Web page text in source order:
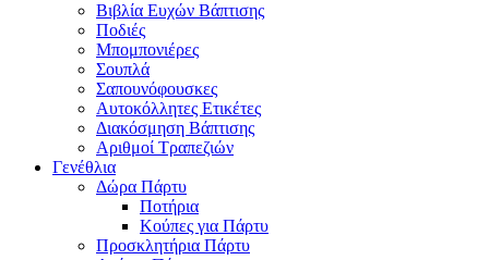
Βιβλία Ευχών Βάπτισης
Ποδιές
Μπομπονιέρες
Σουπλά
Σαπουνόφουσκες
Αυτοκόλλητες Ετικέτες
Διακόσμηση Βάπτισης
Αριθμοί Τραπεζιών
Γενέθλια
Δώρα Πάρτυ
Ποτήρια
Κούπες για Πάρτυ
Προσκλητήρια Πάρτυ